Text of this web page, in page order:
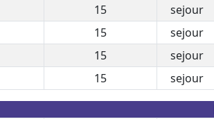
15 sejour
15 sejour
15 sejour
15 sejour